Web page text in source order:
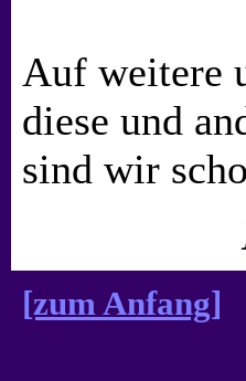
Auf weitere
diese und
sind wir
[zum Anfang]